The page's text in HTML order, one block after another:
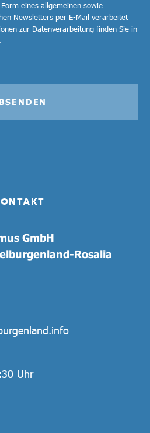
GmbH
Rosalia
Uhr
eines allgemeinen sowie
Newsletters per E-Mail verarbeitet
zur Datenverarbeitung finden Sie in
.